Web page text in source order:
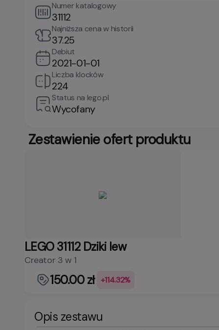
Numer katalogowy
31112
Najniższa cena w historii
37.25
Debiut
2021-01-01
Liczba klocków
224
Status na lego.pl
Wycofany
Zestawienie ofert produktu
LEGO 31112 Dziki lew
Creator 3 w 1
150.00 zł +114.32%
Opis zestawu